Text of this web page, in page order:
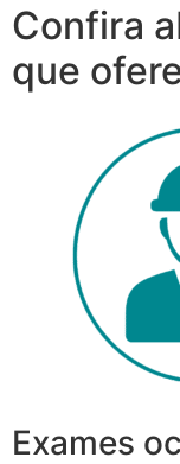
Confira
que
Exames